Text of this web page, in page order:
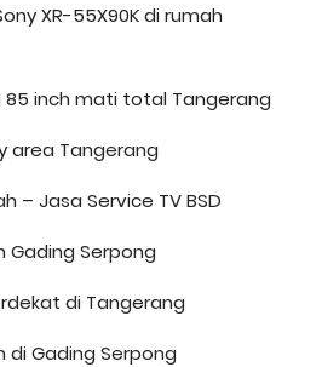
XR-55X90K di rumah
85 inch mati total Tangerang
area Tangerang
– Jasa Service TV BSD
Gading Serpong
di Tangerang
di Gading Serpong